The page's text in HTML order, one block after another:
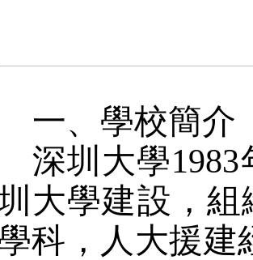
一、學校簡介
深圳大學
大學建設，
科，人大援建